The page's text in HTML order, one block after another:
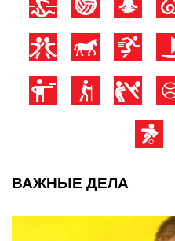
ВАЖНЫЕ ДЕЛА